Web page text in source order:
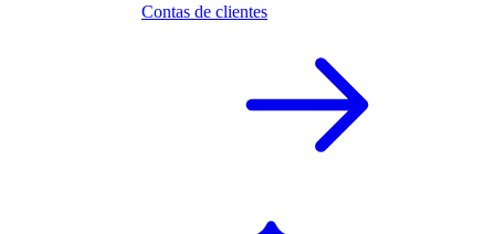
Contas de clientes